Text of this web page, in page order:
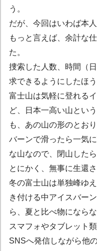
う。
だが、今回はいわば本
もっと言えば、余計な
た。
捜索した人数、時間（
求できるようにしたほう
富士山は気軽に登れる
ど、日本一高い山とい
も、あの山の形のとお
バーンで滑ったら一気
な山なので、閉山した
とにかく、無事に生還
冬の富士山は単独峰ゆ
き付ける中アイスバー
ら、夏と比べ物になら
スマフォやタブレット
SNSへ発信しながら他